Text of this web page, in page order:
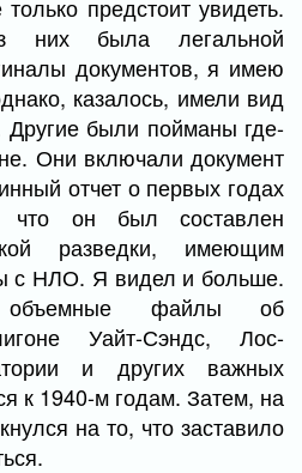
предстоит увидеть.
них была легальной
документов, я имею
казалось, имели вид
Другие были пойманы где-
Они включали документ
отчет о первых годах
что он был составлен
разведки, имеющим
с НЛО. Я видел и больше.
объемные файлы об
Уайт-Сэндс, Лос-
и других важных
к 1940-м годам. Затем, на
на то, что заставило